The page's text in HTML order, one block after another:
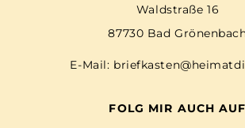
Waldstraße 16
87730 Bad
E-Mail:
FOLG MIR AUCH AUF